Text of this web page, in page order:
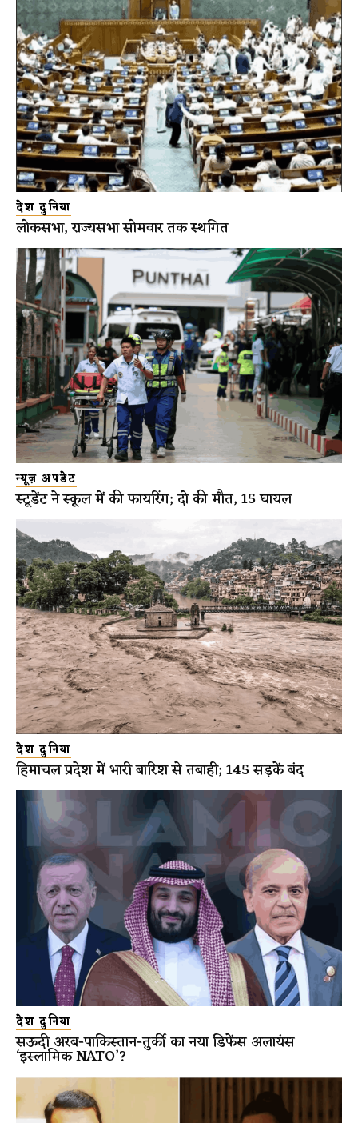
देश दुनिया
लोकसभा, राज्यसभा सोमवार तक स्थगित
न्यूज़ अपडेट
स्टूडेंट ने स्कूल में की फायरिंग; दो की मौत, 15 घायल
देश दुनिया
हिमाचल प्रदेश में भारी बारिश से तबाही; 145 सड़कें बंद
देश दुनिया
सऊदी अरब-पाकिस्तान-तुर्की का नया डिफेंस अलायंस
‘इस्लामिक NATO’?